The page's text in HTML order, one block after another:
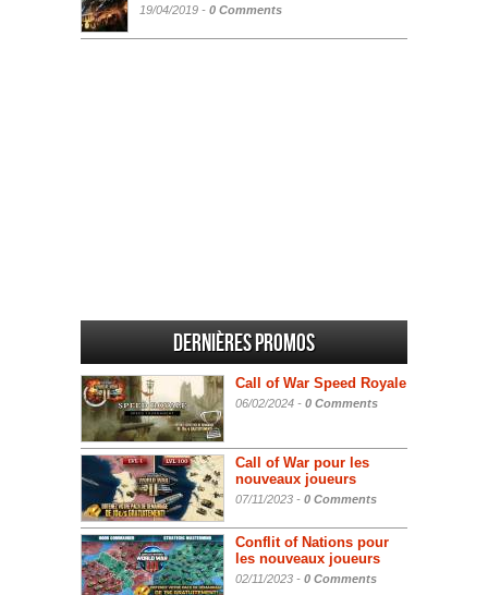
19/04/2019 - 0 Comments
Dernières promos
Call of War Speed Royale
06/02/2024 - 0 Comments
Call of War pour les
nouveaux joueurs
07/11/2023 - 0 Comments
Conflit of Nations pour
les nouveaux joueurs
02/11/2023 - 0 Comments